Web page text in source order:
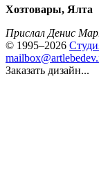
Хозтовары, Ялта
Прислал Денис
© 1995–2026
Заказать дизайн...